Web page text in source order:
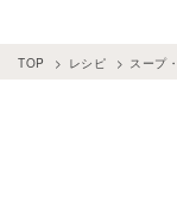
TOP レシピ スープ